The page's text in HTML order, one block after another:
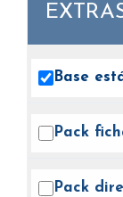
Base
Pack
Pack